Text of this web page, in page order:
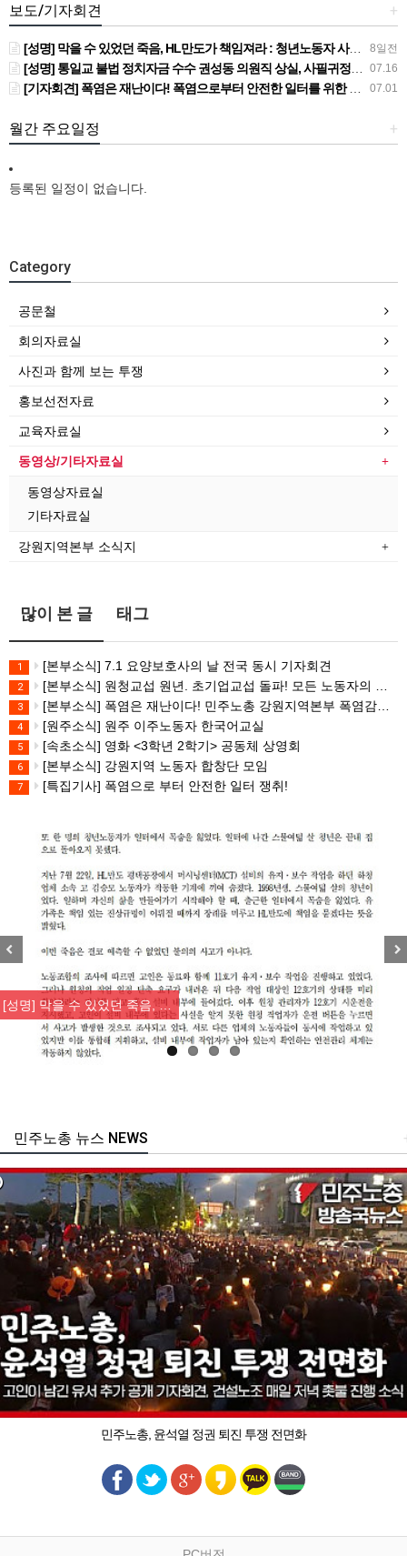
+
보도/기자회견
8일전
[성명] 막을 수 있었던 죽음, HL만도가 책임져라 : 청년노동자 사망사고의 철저한 진상규명과 재발방지 대책 마련하라
07.16
[성명] 통일교 불법 정치자금 수수 권성동 의원직 상실, 사필귀정이다
07.01
[기자회견] 폭염은 재난이다! 폭염으로부터 안전한 일터를 위한 민주노총 강원지역본부 폭염감시단 선포 기자회견
+
월간 주요일정
등록된 일정이 없습니다.
Category
공문철
회의자료실
사진과 함께 보는 투쟁
홍보선전자료
교육자료실
동영상/기타자료실
동영상자료실
기타자료실
강원지역본부 소식지
많이 본 글 태그
1 [본부소식] 7.1 요양보호사의 날 전국 동시 기자회견
2 [본부소식] 원청교섭 원년. 초기업교섭 돌파! 모든 노동자의 노동기본권 쟁취! 민주노총 7.15 총파업대회
3 [본부소식] 폭염은 재난이다! 민주노총 강원지역본부 폭염감시단 선포 기자회견
4 [원주소식] 원주 이주노동자 한국어교실
5 [속초소식] 영화 <3학년 2학기> 공동체 상영회
6 [본부소식] 강원지역 노동자 합창단 모임
7 [특집기사] 폭염으로 부터 안전한 일터 쟁취!
[성명] 막을 수 있었던 죽음, …
주노총 뉴스 NEWS
민주노총, 윤석열 정권 퇴진 투쟁 전면화